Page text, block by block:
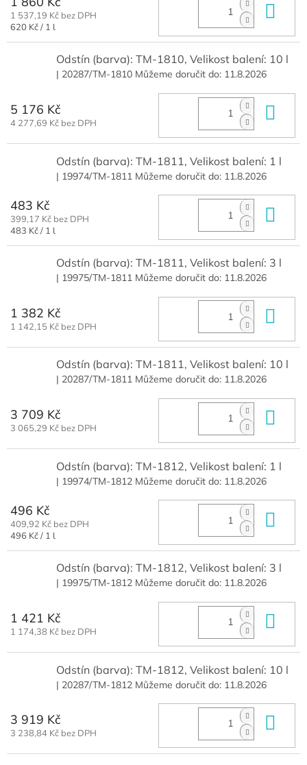
1 537,19 Kč bez DPH
Měrná
620 Kč / 1 l
Odstín (barva): TM-1810, Velikost balení: 10 l
| 20287/TM-1810 Můžeme doručit do: 11.8.2026
5 176 Kč
4 277,69 Kč bez DPH
Odstín (barva): TM-1811, Velikost balení: 1 l
| 19974/TM-1811 Můžeme doručit do: 11.8.2026
483 Kč
399,17 Kč bez DPH
Měrná
483 Kč / 1 l
Odstín (barva): TM-1811, Velikost balení: 3 l
| 19975/TM-1811 Můžeme doručit do: 11.8.2026
1 382 Kč
1 142,15 Kč bez DPH
Odstín (barva): TM-1811, Velikost balení: 10 l
| 20287/TM-1811 Můžeme doručit do: 11.8.2026
3 709 Kč
3 065,29 Kč bez DPH
Odstín (barva): TM-1812, Velikost balení: 1 l
| 19974/TM-1812 Můžeme doručit do: 11.8.2026
496 Kč
409,92 Kč bez DPH
Měrná
496 Kč / 1 l
Odstín (barva): TM-1812, Velikost balení: 3 l
| 19975/TM-1812 Můžeme doručit do: 11.8.2026
1 421 Kč
1 174,38 Kč bez DPH
Odstín (barva): TM-1812, Velikost balení: 10 l
| 20287/TM-1812 Můžeme doručit do: 11.8.2026
3 919 Kč
3 238,84 Kč bez DPH